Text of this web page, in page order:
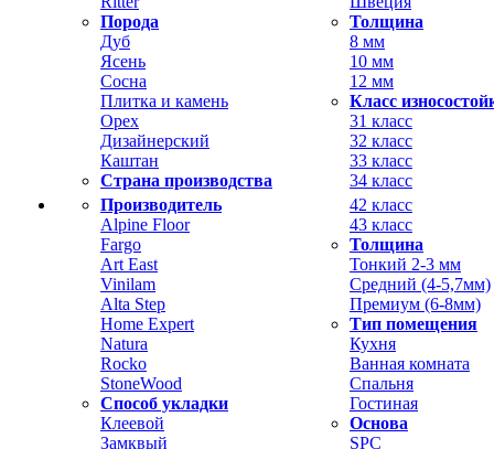
Порода
Дуб
Ясень
Сосна
Плитка и камень
Орех
Дизайнерский
Каштан
Страна производства
Толщина
8 мм
10 мм
12 мм
Класс
31 класс
32 класс
33 класс
34 класс
Производитель
Alpine Floor
Fargo
Art East
Vinilam
Alta Step
Home Expert
Natura
Rocko
StoneWood
Способ укладки
Клеевой
Замквый
42 класс
43 класс
Толщина
Тонкий 2-3 мм
Средний (4-5,7мм)
Премиум (6-8мм)
Тип помещения
Кухня
Ванная комната
Спальня
Гостиная
Основа
SPC